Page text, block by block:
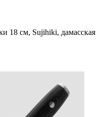
18 см, Sujihiki, дамасская